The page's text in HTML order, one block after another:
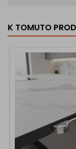
K TOMUTO